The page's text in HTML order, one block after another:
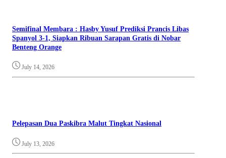
Semifinal Membara : Hasby Yusuf Prediksi Prancis Libas
Spanyol 3-1, Siapkan Ribuan Sarapan Gratis di Nobar
Benteng Orange
July 14, 2026
Pelepasan Dua Paskibra Malut Tingkat Nasional
July 13, 2026